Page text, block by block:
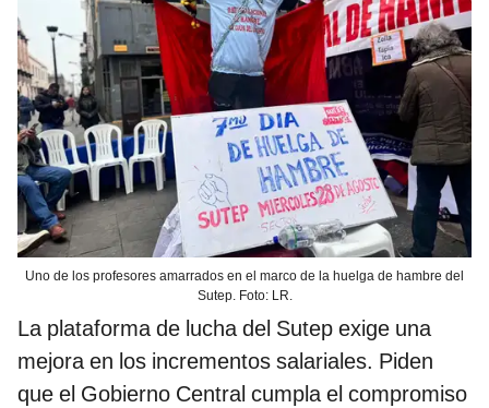
Uno de los profesores amarrados en el marco de la huelga de hambre del
Sutep. Foto: LR.
La plataforma de lucha del Sutep exige una
mejora en los incrementos salariales. Piden
que el Gobierno Central cumpla el compromiso